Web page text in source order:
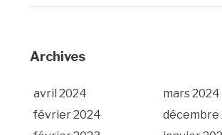
Archives
avril 2024
mars 2024
février 2024
décembre